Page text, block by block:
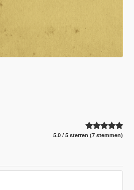
5.0 / 5 sterren (7 stemmen)